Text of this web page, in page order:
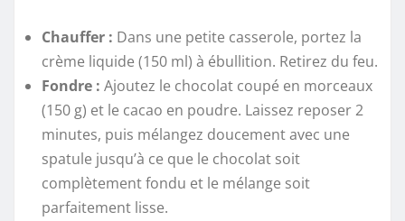
Chauffer : Dans une petite casserole, portez la
crème liquide (150 ml) à ébullition. Retirez du feu.
Fondre : Ajoutez le chocolat coupé en morceaux
(150 g) et le cacao en poudre. Laissez reposer 2
minutes, puis mélangez doucement avec une
spatule jusqu’à ce que le chocolat soit
complètement fondu et le mélange soit
parfaitement lisse.